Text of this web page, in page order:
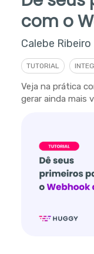
com o
Calebe Ribeiro
TUTORIAL
Veja na prática
gerar ainda mais